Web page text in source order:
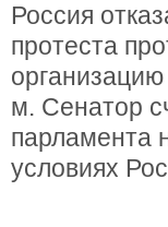
Россия
протеста
м. Сенатор
парламента
условиях